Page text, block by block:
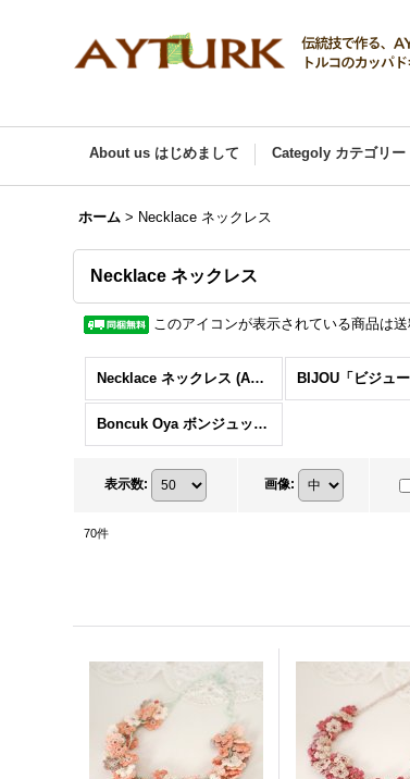
About us はじめまして Categoly カテゴリー
ホーム > Necklace ネックレス
Necklace ネックレス
このアイコンが表示されている商品は送
Necklace ネックレス (ALL 全商品)
Boncuk Oya ボンジュックオヤ
表示数: 画像:
70件